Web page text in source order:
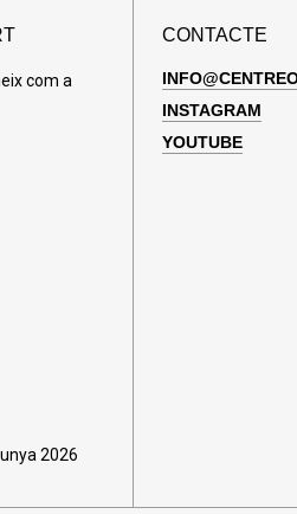
com a
2026
CONTACTE
INSTAGRAM
YOUTUBE